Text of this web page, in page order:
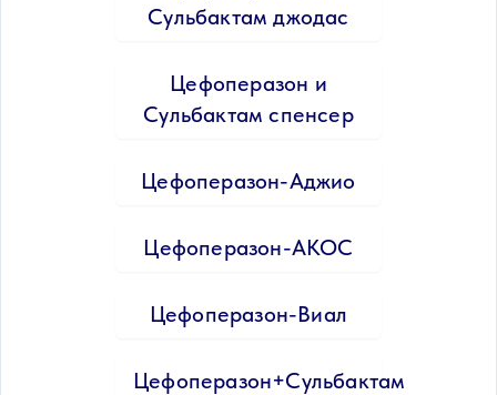
Сульбактам джодас
Цефоперазон и
Сульбактам спенсер
Цефоперазон-Аджио
Цефоперазон-АКОС
Цефоперазон-Виал
Цефоперазон+Сульбактам